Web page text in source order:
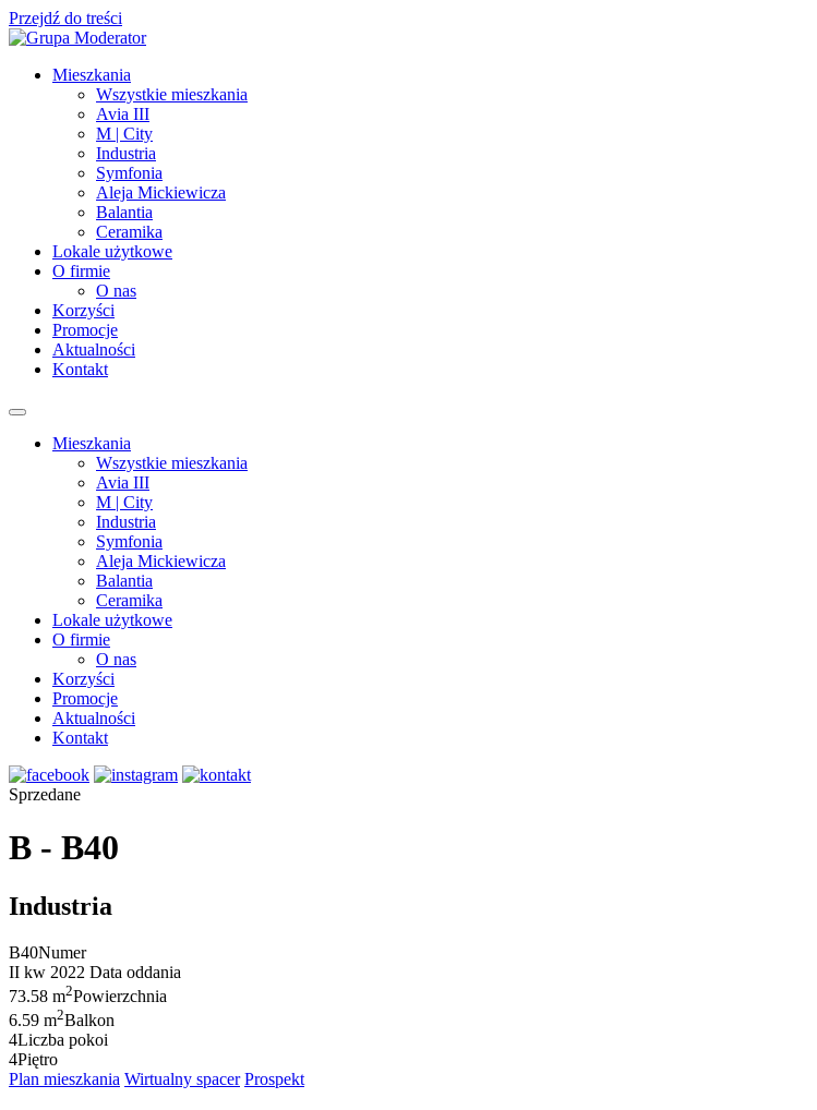
Przejdź do treści
Mieszkania
Wszystkie mieszkania
Avia III
M | City
Industria
Symfonia
Aleja Mickiewicza
Balantia
Ceramika
Lokale użytkowe
O firmie
O nas
Korzyści
Promocje
Aktualności
Kontakt
Mieszkania
Wszystkie mieszkania
Avia III
M | City
Industria
Symfonia
Aleja Mickiewicza
Balantia
Ceramika
Lokale użytkowe
O firmie
O nas
Korzyści
Promocje
Aktualności
Kontakt
Sprzedane
B - B40
Industria
B40Numer
II kw 2022 Data oddania
73.58 m2Powierzchnia
6.59 m2Balkon
4Liczba pokoi
4Piętro
Plan mieszkania Wirtualny spacer Prospekt